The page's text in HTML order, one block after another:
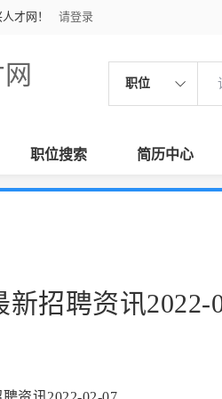
才网！ 请登录
职位
职位搜索 简历中心
新招聘资讯2022-